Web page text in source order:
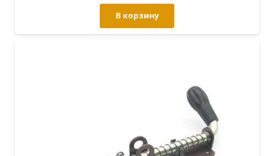
В корзину